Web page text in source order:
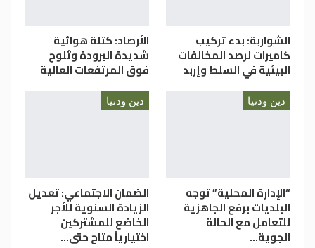
الدستور
الشواربة: بدء تركيب
كاميرات لرصد المخالفات
البيئية في السلط وإربد
الأرصاد: كتلة هوائية
شديدة البرودة وثلوج
فوق المرتفعات العالية
دين ودنيا
“الإدارة المحلية” توجه
البلديات برفع الجاهزية
للتعامل مع الحالة
الجوية…
دين ودنيا
الضمان الاجتماعي: تعديل
الزيادة السنوية للأجر
الخاضع للمشتركين
اختيارياً متاح حتى…